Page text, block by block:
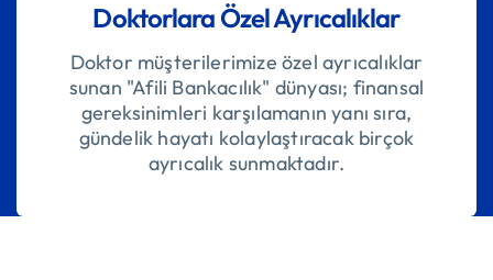
Doktorlara Özel Ayrıcalıklar
Doktor müşterilerimize özel ayrıcalıklar
sunan "Afili Bankacılık" dünyası; finansal
gereksinimleri karşılamanın yanı sıra,
gündelik hayatı kolaylaştıracak birçok
ayrıcalık sunmaktadır.